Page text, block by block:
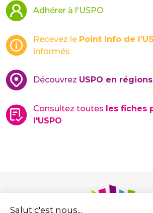
Adhérer à l'USPO
Recevez le Point Info de
informés
Découvrez USPO en régions
Consultez toutes les fiches
l'USPO